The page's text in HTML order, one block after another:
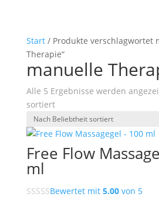
Start/ Produkte verschlagwortet
Therapie“
manuelle
Alle 5 Ergebnisse werden
sortiert
Free Flow
ml
Bewertet mit 5.00von 5